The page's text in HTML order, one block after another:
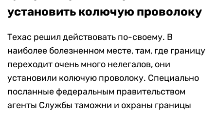
установить колючую проволоку
Техас решил действовать по-своему. В
наиболее болезненном месте, там, где границу
переходит очень много нелегалов, они
установили колючую проволоку. Специально
посланные федеральным правительством
агенты Службы таможни и охраны границы